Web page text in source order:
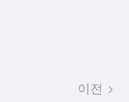
이전